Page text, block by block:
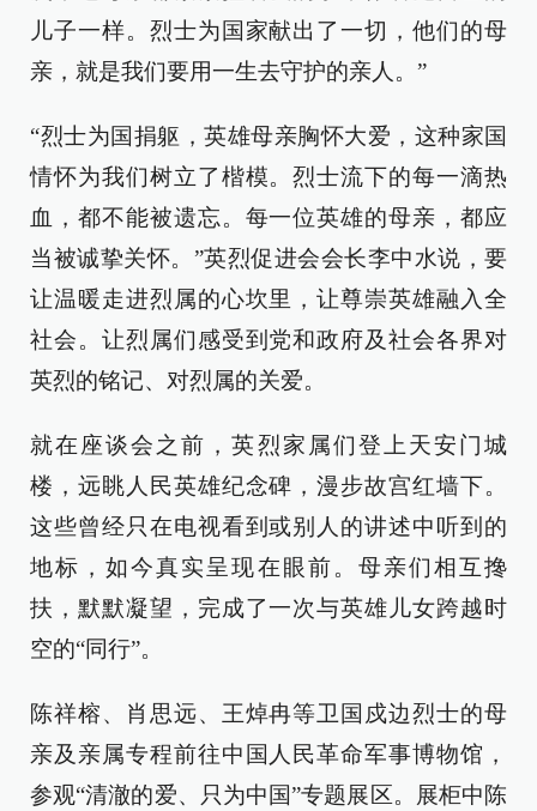
儿子一样。烈士为国家献出了一切，他们的母
亲，就是我们要用一生去守护的亲人。”
“烈士为国捐躯，英雄母亲胸怀大爱，这种家国
情怀为我们树立了楷模。烈士流下的每一滴热
血，都不能被遗忘。每一位英雄的母亲，都应
当被诚挚关怀。”英烈促进会会长李中水说，要
让温暖走进烈属的心坎里，让尊崇英雄融入全
社会。让烈属们感受到党和政府及社会各界对
英烈的铭记、对烈属的关爱。
就在座谈会之前，英烈家属们登上天安门城
楼，远眺人民英雄纪念碑，漫步故宫红墙下。
这些曾经只在电视看到或别人的讲述中听到的
地标，如今真实呈现在眼前。母亲们相互搀
扶，默默凝望，完成了一次与英雄儿女跨越时
空的“同行”。
陈祥榕、肖思远、王焯冉等卫国戍边烈士的母
亲及亲属专程前往中国人民革命军事博物馆，
参观“清澈的爱、只为中国”专题展区。展柜中陈